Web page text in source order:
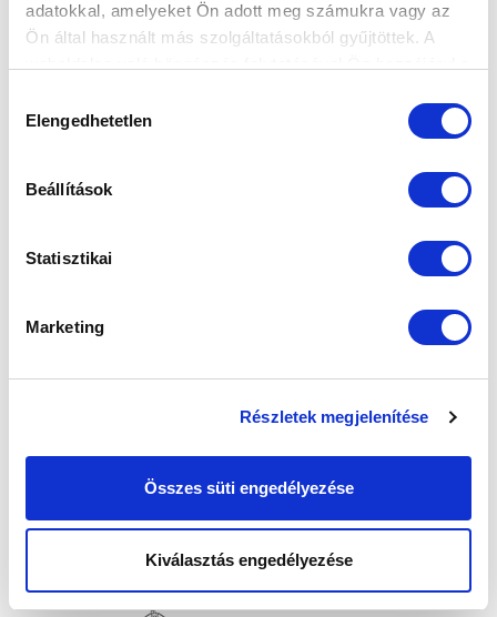
adatokkal, amelyeket Ön adott meg számukra vagy az
Ön által használt más szolgáltatásokból gyűjtöttek. A
kiválasztása
Elengedhetetlen
Beállítások
Statisztikai
Marketing
Részletek megjelenítése
Összes süti engedélyezése
Kiválasztás engedélyezése